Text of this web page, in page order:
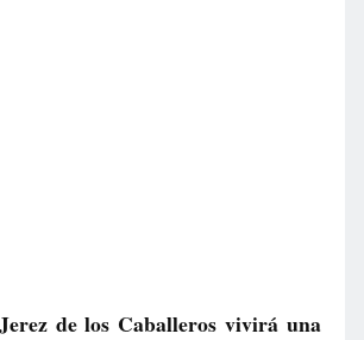
de los Caballeros vivirá una